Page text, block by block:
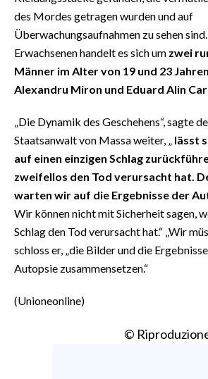
des Mordes getragen wurden und auf
Überwachungsaufnahmen zu sehen
Erwachsenen handelt es sich um zwei
Männer im Alter von 19 und 23
Alexandru Miron und Eduard Alin
„Die Dynamik des Geschehens“, sagte
Staatsanwalt von Massa weiter, „ lässt
auf einen einzigen Schlag
zweifellos den Tod verursacht hat.
warten wir auf die Ergebnisse der
Wir können nicht mit Sicherheit sagen,
Schlag den Tod verursacht hat.“ „Wir
schloss er, „die Bilder und die
Autopsie zusammensetzen.“
(Unioneonline)
©